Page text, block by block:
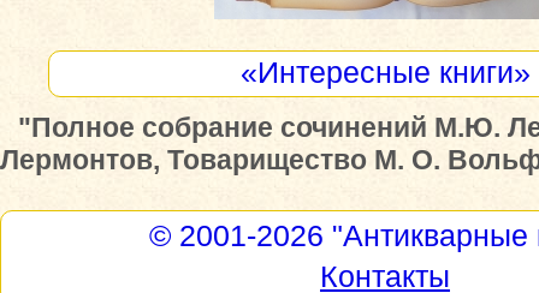
«Интересные книги»
"Полное собрание сочинений М.Ю.
Лермонтов, Товарищество М. О.
© 2001-2026 "Антикварные
Контакты